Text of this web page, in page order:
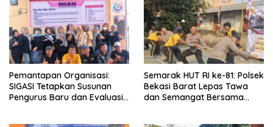
Pemantapan Organisasi:
SIGASI Tetapkan Susunan
Pengurus Baru dan Evaluasi
Semarak HUT RI ke-81: Polsek
Bekasi Barat Lepas Tawa
dan Semangat Bersama